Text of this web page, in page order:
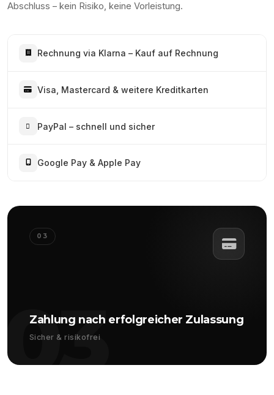
Abschluss – kein Risiko, keine Vorleistung.
Rechnung via Klarna – Kauf auf Rechnung
Visa, Mastercard & weitere Kreditkarten
PayPal – schnell und sicher
Google Pay & Apple Pay
03
03
Zahlung nach erfolgreicher Zulassung
Sicher & risikofrei